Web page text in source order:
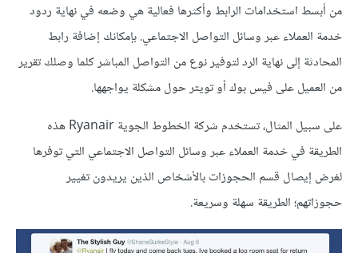
من أبسط استخدامات الرابط وأكثرها فعالية هي وضعه في نهاية ردود
خدمة العملاء عبر وسائل التواصل الاجتماعي. بإمكانك إضافة رابط
المحادثة إلى نهاية الرد لتوفير نوع من التواصل المباشر كلما وصلك تقرير
من العميل على فيس بوك أو تويتر حول مشكلة يواجهها.
على سبيل المثال، تستخدم شركة الخطوط الجوية Ryanair هذه
الطريقة في خدمة العملاء عبر وسائل التواصل الاجتماعي التي توفرها
لغرض إيصال قسم الحجوزات بالأشخاص الذين يريدون تغيير
حجوزاتهم؛ الطريقة سهلة وسريعة.